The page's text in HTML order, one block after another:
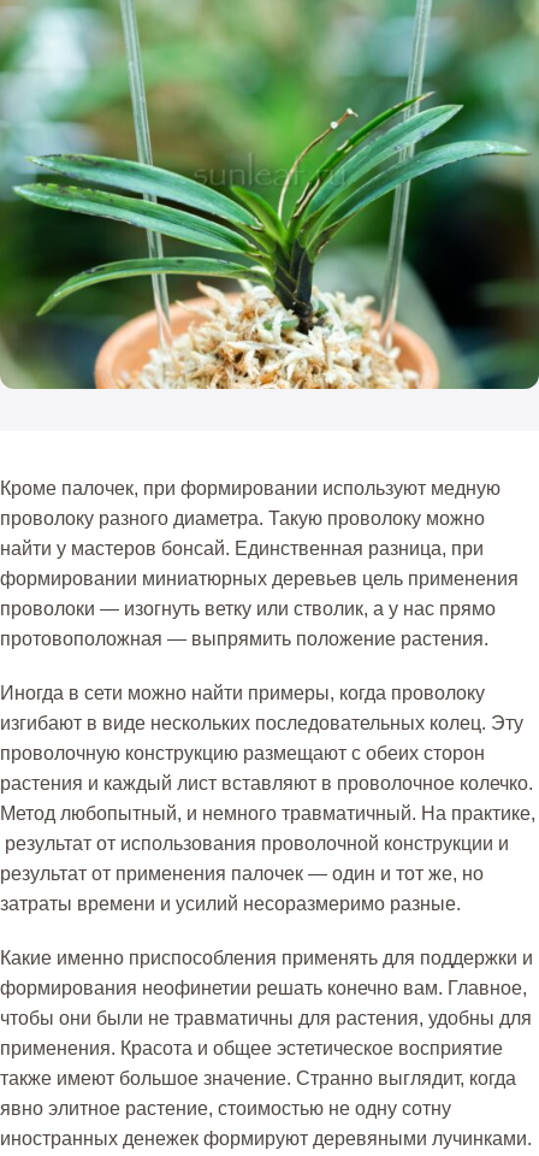
Кроме палочек, при формировании используют медную
проволоку разного диаметра. Такую проволоку можно
найти у мастеров бонсай. Единственная разница, при
формировании миниатюрных деревьев цель применения
проволоки — изогнуть ветку или стволик, а у нас прямо
протовоположная — выпрямить положение растения.
Иногда в сети можно найти примеры, когда проволоку
изгибают в виде нескольких последовательных колец. Эту
проволочную конструкцию размещают с обеих сторон
растения и каждый лист вставляют в проволочное колечко.
Метод любопытный, и немного травматичный. На практике,
результат от использования проволочной конструкции и
результат от применения палочек — один и тот же, но
затраты времени и усилий несоразмеримо разные.
Какие именно приспособления применять для поддержки и
формирования неофинетии решать конечно вам. Главное,
чтобы они были не травматичны для растения, удобны для
применения. Красота и общее эстетическое восприятие
также имеют большое значение. Странно выглядит, когда
явно элитное растение, стоимостью не одну сотну
иностранных денежек формируют деревяными лучинками.